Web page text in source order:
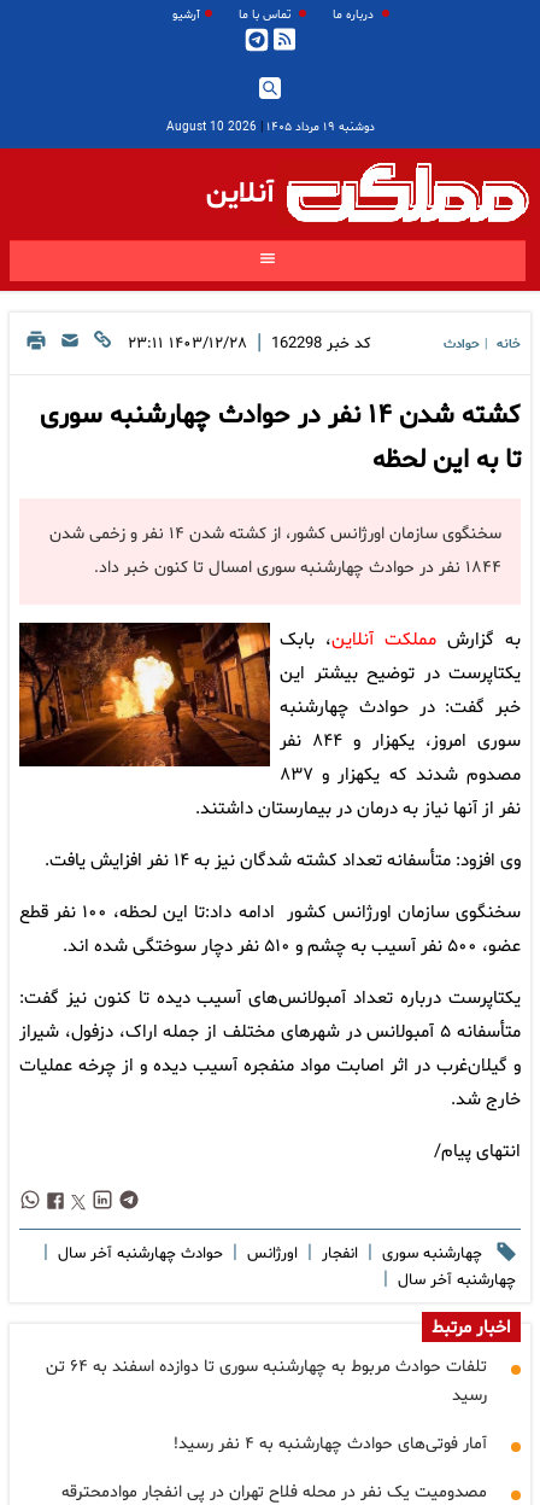
درباره ما تماس با ما آرشیو
دوشنبه ۱۹ مرداد ۱۴۰۵ |
2026 August 10
آنلاین
خانه حوادث کد خبر 162298
| ۱۴۰۳/۱۲/۲۸ ۲۳:۱۱
کشته شدن ۱۴ نفر در حوادث چهارشنبه سوری
تا به این لحظه
سخنگوی سازمان اورژانس کشور، از کشته شدن ۱۴ نفر و زخمی شدن
۱۸۴۴ نفر در حوادث چهارشنبه سوری امسال تا کنون خبر داد.
به گزارش مملکت آنلاین، بابک
یکتاپرست در توضیح بیشتر این
خبر گفت: در حوادث چهارشنبه
سوری امروز، یکهزار و ۸۴۴ نفر
مصدوم شدند که یکهزار و ۸۳۷
نفر از آنها نیاز به درمان در بیمارستان داشتند.
وی افزود: متأسفانه تعداد کشته شدگان نیز به ۱۴ نفر افزایش یافت.
سخنگوی سازمان اورژانس کشور ادامه داد:تا این لحظه، ۱۰۰ نفر قطع
عضو، ۵۰۰ نفر آسیب به چشم و ۵۱۰ نفر دچار سوختگی شده اند.
یکتاپرست درباره تعداد آمبولانس‌های آسیب دیده تا کنون نیز گفت:
متأسفانه ۵ آمبولانس در شهرهای مختلف از جمله اراک، دزفول، شیراز
و گیلان‌غرب در اثر اصابت مواد منفجره آسیب دیده و از چرخه عملیات
خارج شد.
انتهای پیام/
چهارشنبه سوری | انفجار | اورژانس | حوادث چهارشنبه آخر سال |
چهارشنبه آخر سال |
اخبار مرتبط
تلفات حوادث مربوط به چهارشنبه سوری تا دوازده اسفند به ۶۴ تن
رسید
آمار فوتی‌های حوادث چهارشنبه به ۴ نفر رسید!
مصدومیت یک نفر در محله فلاح تهران در پی انفجار موادمحترقه